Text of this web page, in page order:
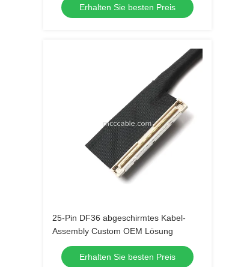
Erhalten Sie besten Preis
25-Pin DF36 abgeschirmtes Kabel-
Assembly Custom OEM Lösung
Erhalten Sie besten Preis